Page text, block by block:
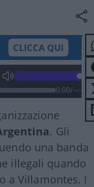
CLICCA QUI
0:00/--:--
. Gli
una banda
illegali quando
a Villamontes. I